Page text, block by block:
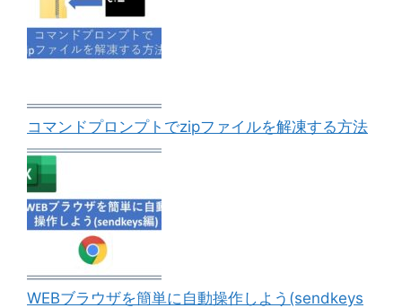
コマンドプロンプトでzipファイルを解凍する方法
WEBブラウザを簡単に自動操作しよう(sendkeys